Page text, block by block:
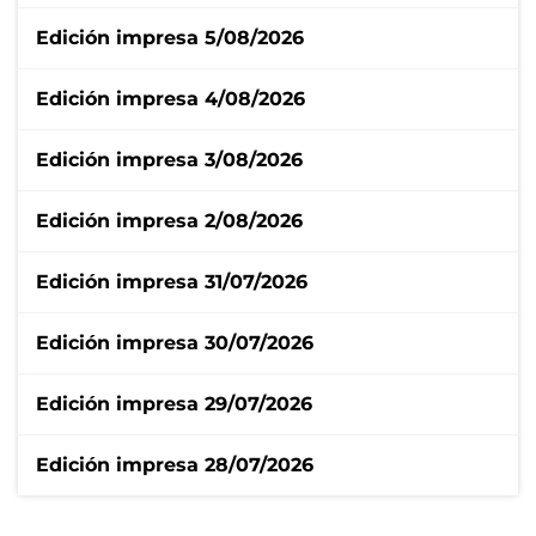
Edición impresa 5/08/2026
Edición impresa 4/08/2026
Edición impresa 3/08/2026
Edición impresa 2/08/2026
Edición impresa 31/07/2026
Edición impresa 30/07/2026
Edición impresa 29/07/2026
Edición impresa 28/07/2026